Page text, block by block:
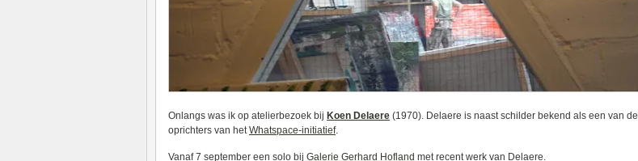
Onlangs was ik op atelierbezoek bij Koen Delaere (1970). Delaere is naast schilder bekend als een van de
oprichters van hetWhatspace-initiatief.
Vanaf 7 september een solo bij Galerie Gerhard Hofland met recent werk van Delaere.